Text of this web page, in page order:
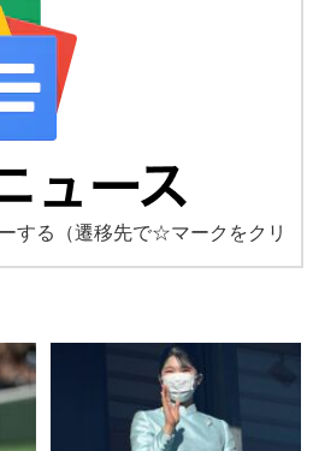
する
（遷移先で☆マークをクリ